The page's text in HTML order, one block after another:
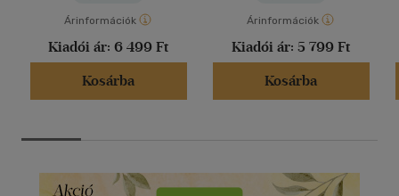
Árinformációk
Kiadói ár: 6 499 Ft
Kosárba
Árinformációk
Kiadói ár: 5 799 Ft
Kosárba